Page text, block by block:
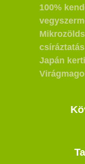
100%
csíráztatás
Japán